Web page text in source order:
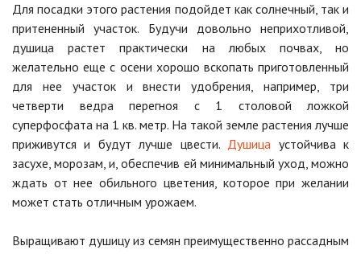
Для посадки этого растения подойдет как солнечный, так и
притененный участок. Будучи довольно неприхотливой,
душица растет практически на любых почвах, но
желательно еще с осени хорошо вскопать приготовленный
для нее участок и внести удобрения, например, три
четверти ведра перегноя с 1 столовой ложкой
суперфосфата на 1 кв. метр. На такой земле растения лучше
приживутся и будут лучше цвести. Душица устойчива к
засухе, морозам, и, обеспечив ей минимальный уход, можно
ждать от нее обильного цветения, которое при желании
может стать отличным урожаем.
Выращивают душицу из семян преимущественно рассадным